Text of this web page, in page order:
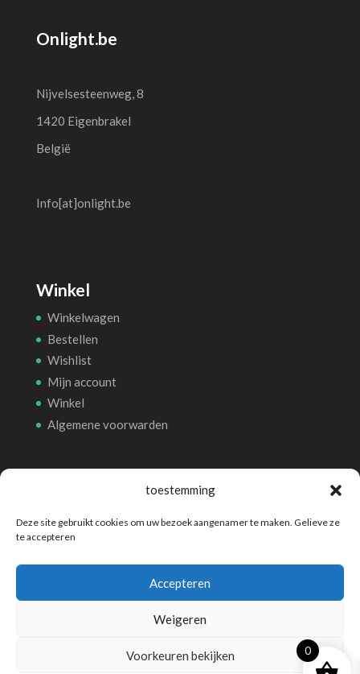
toestemming
Deze site gebruikt cookies om uw bezoek aangenamer te maken. Gelieve ze
te accepteren
Accepteren
Weigeren
Voorkeuren bekijken
Onlight.be
Nijvelsesteenweg, 8
1420 Eigenbrakel
België
Info[at]onlight.be
Winkel
Winkelwagen
Bestellen
Wishlist
Mijn account
Winkel
Algemene voorwarden
Betalingsmethoden
0